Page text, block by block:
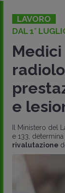
LAVORO
DAL 1°
e
Il Ministero del
e 133,
rivalutazione